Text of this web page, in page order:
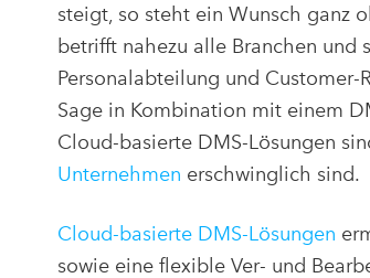
steigt, so steht ein Wunsch ganz
betrifft nahezu alle Branchen und
Personalabteilung und
Sage in Kombination mit einem
Cloud-basierte DMS-Lösungen
Unternehmen erschwinglich sind.
Cloud-basierte DMS-Lösungen
sowie eine flexible Ver- und